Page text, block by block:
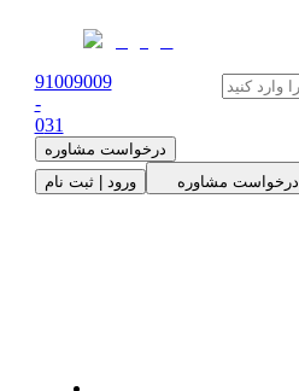
91009009
-
031
درخواست مشاوره
ورود | ثبت نام
درخواست مشاوره